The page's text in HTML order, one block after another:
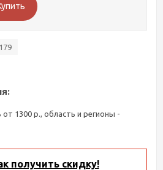
от 1300 р., область и регионы -
получить скидку!